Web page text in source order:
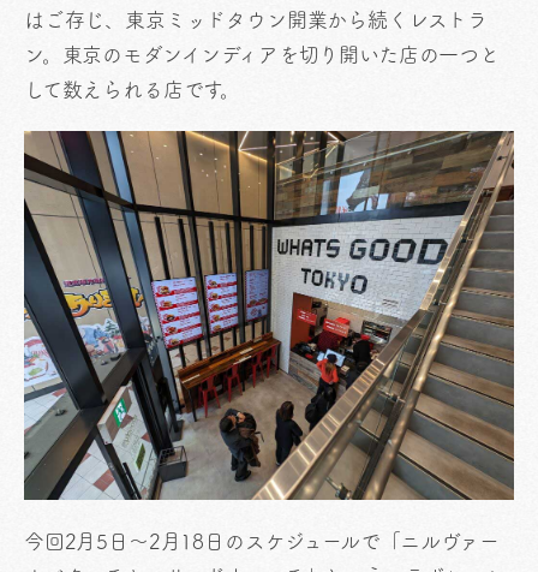
はご存じ、東京ミッドタウン開業から続くレストラ
ン。東京のモダンインディアを切り開いた店の一つと
して数えられる店です。
今回2月5日〜2月18日のスケジュールで「ニルヴァー